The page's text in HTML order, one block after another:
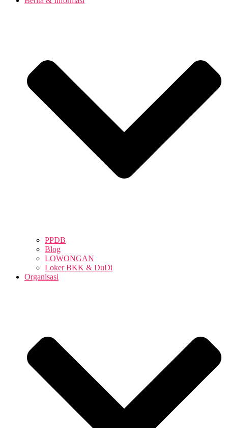
PPDB
Blog
LOWONGAN
Loker BKK & DuDi
Organisasi